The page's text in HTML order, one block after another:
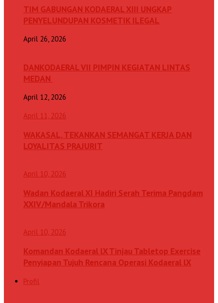
TIM GABUNGAN KODAERAL XIII UNGKAP
PENYELUNDUPAN KOSMETIK ILEGAL
April 26, 2026
DANKODAERAL VII PIMPIN KEGIATAN LINTAS
MEDAN
April 12, 2026
April 11, 2026
WAKASAL, TEKANKAN SEMANGAT KERJA DAN
LOYALITAS PRAJURIT
April 10, 2026
Wadan Kodaeral XI Hadiri Serah Terima Pangdam
XXIV/Mandala Trikora
April 10, 2026
Komandan Kodaeral lX Tinjau Tabletop Exercise
Penyiapan Tujuh Rencana Operasi Kodaeral lX
Profil